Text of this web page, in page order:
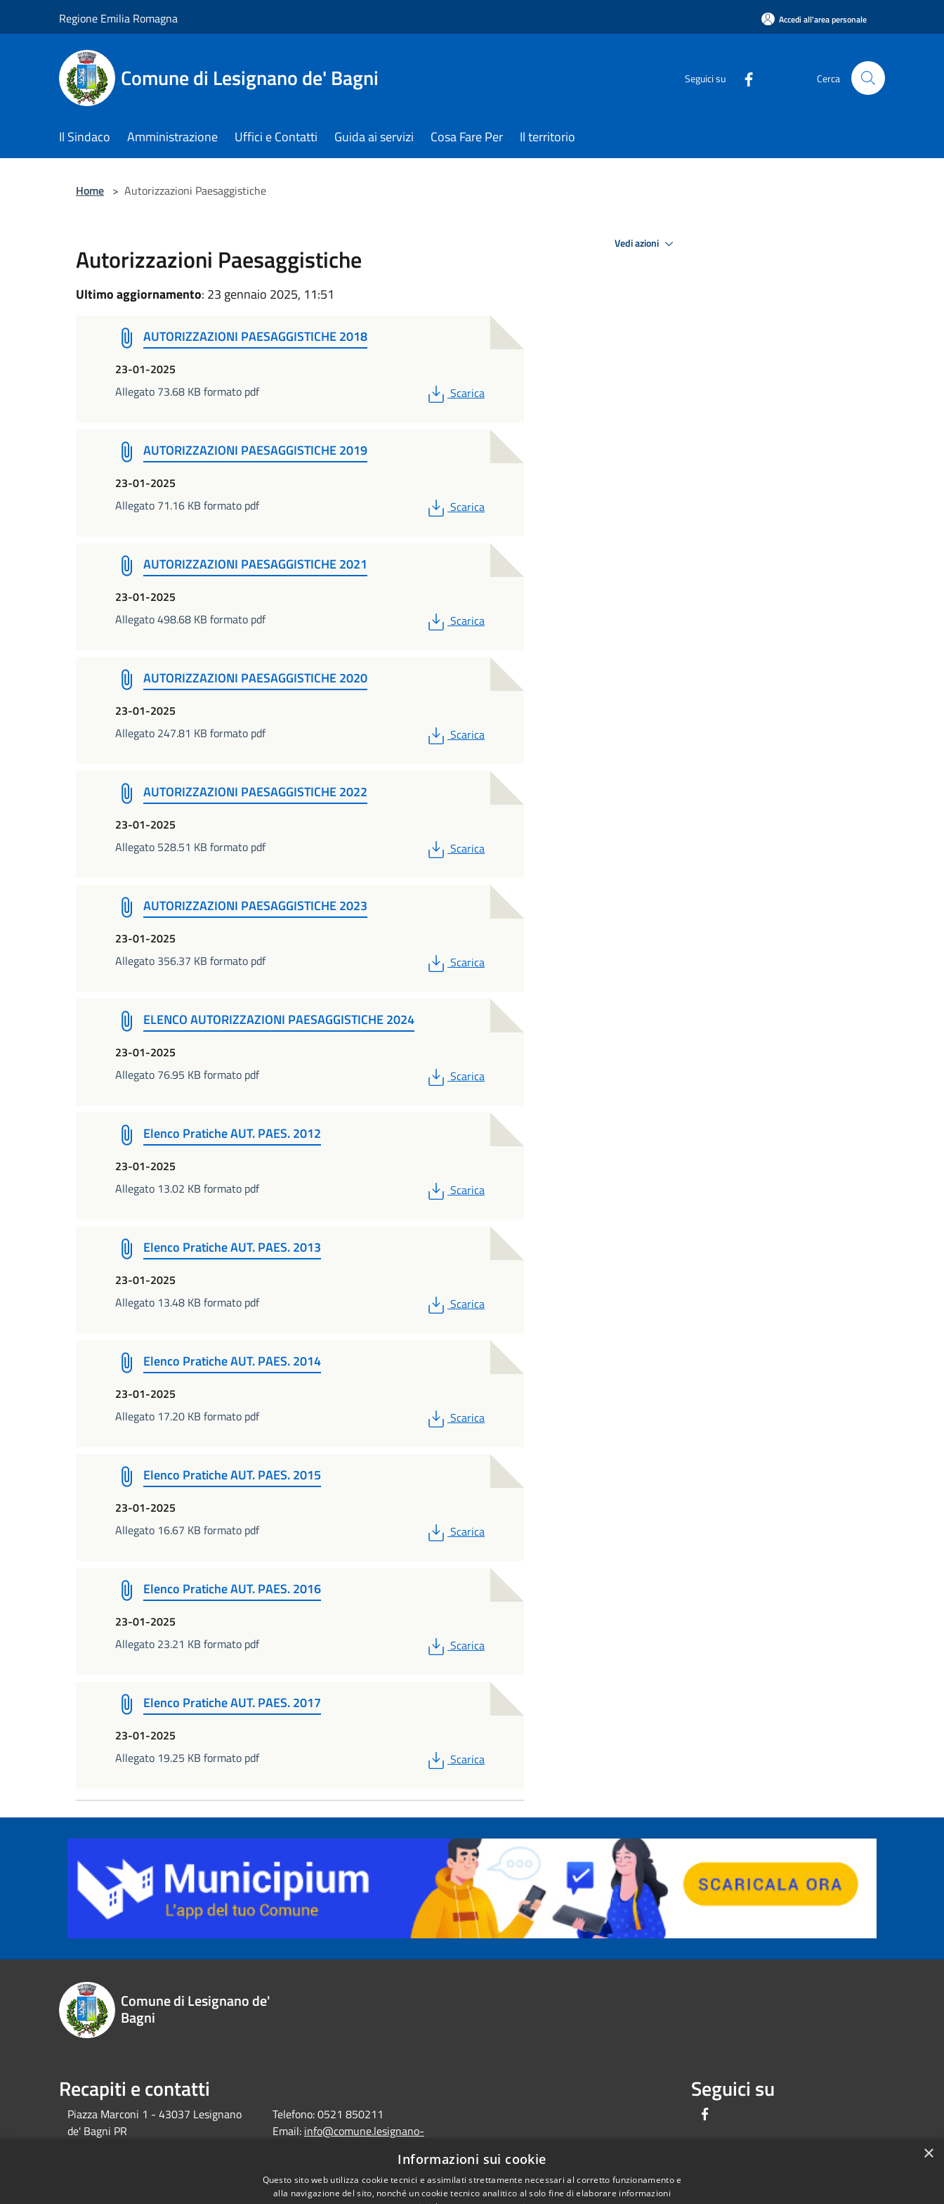
Regione Emilia Romagna Accedi all'area personale
Comune di Lesignano de' Bagni Seguici su Cerca
Il Sindaco Amministrazione Uffici e Contatti Guida ai servizi Cosa Fare Per Il territorio
Home > Autorizzazioni Paesaggistiche
Autorizzazioni Paesaggistiche
Ultimo aggiornamento: 23 gennaio 2025, 11:51
AUTORIZZAZIONI PAESAGGISTICHE 2018
23-01-2025
Allegato 73.68 KB formato pdf
PDF
Scarica
AUTORIZZAZIONI PAESAGGISTICHE 2019
23-01-2025
Allegato 71.16 KB formato pdf
PDF
Scarica
AUTORIZZAZIONI PAESAGGISTICHE 2021
23-01-2025
Allegato 498.68 KB formato pdf
PDF
Scarica
AUTORIZZAZIONI PAESAGGISTICHE 2020
23-01-2025
Allegato 247.81 KB formato pdf
PDF
Scarica
AUTORIZZAZIONI PAESAGGISTICHE 2022
23-01-2025
Allegato 528.51 KB formato pdf
PDF
Scarica
AUTORIZZAZIONI PAESAGGISTICHE 2023
23-01-2025
Allegato 356.37 KB formato pdf
PDF
Scarica
ELENCO AUTORIZZAZIONI PAESAGGISTICHE 2024
23-01-2025
Allegato 76.95 KB formato pdf
PDF
Scarica
Elenco Pratiche AUT. PAES. 2012
23-01-2025
Allegato 13.02 KB formato pdf
PDF
Scarica
Elenco Pratiche AUT. PAES. 2013
23-01-2025
Allegato 13.48 KB formato pdf
PDF
Scarica
Elenco Pratiche AUT. PAES. 2014
23-01-2025
Allegato 17.20 KB formato pdf
PDF
Scarica
Elenco Pratiche AUT. PAES. 2015
23-01-2025
Allegato 16.67 KB formato pdf
PDF
Scarica
Elenco Pratiche AUT. PAES. 2016
23-01-2025
Allegato 23.21 KB formato pdf
PDF
Scarica
Elenco Pratiche AUT. PAES. 2017
23-01-2025
Allegato 19.25 KB formato pdf
PDF
Scarica
Vedi azioni
Comune di Lesignano de'
Bagni
Recapiti e contatti
Piazza Marconi 1 - 43037 Lesignano
de' Bagni PR
Telefono:0521 850211
Email: info@comune.lesignano-
protocollo@postacert.comune.lesignano-
debagni.pr.it
Seguici su
×
Informazioni sui cookie
Questo sito web utilizza cookie tecnici e assimilati strettamente necessari al corretto funzionamento e
alla navigazione del sito, nonché un cookie tecnico analitico al solo fine di elaborare informazioni